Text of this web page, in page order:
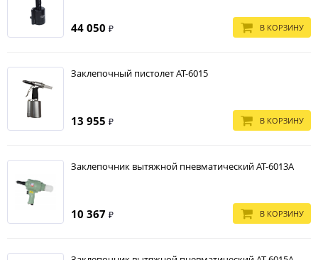
44 050 ₽ В КОРЗИНУ
Заклепочный пистолет АТ-6015
13 955 ₽ В КОРЗИНУ
Заклепочник вытяжной пневматический AT-6013A
10 367 ₽ В КОРЗИНУ